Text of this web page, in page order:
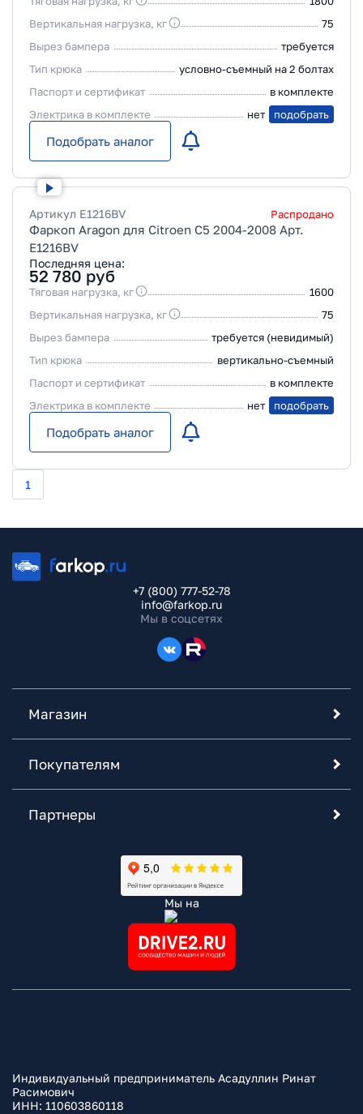
Вертикальная нагрузка, кг
75
Вырез бампера
требуется
Тип крюка
условно-съемный на 2 болтах
Паспорт и сертификат
в комплекте
Электрика в комплекте
нет подобрать
Подобрать аналог
Артикул E1216BV Распродано
Фаркоп Aragon для Citroen C5 2004-2008 Арт.
E1216BV
Последняя цена:
52 780 руб
Тяговая нагрузка, кг
1600
Вертикальная нагрузка, кг
75
Вырез бампера
требуется (невидимый)
Тип крюка
вертикально-съемный
Паспорт и сертификат
в комплекте
Электрика в комплекте
нет подобрать
Подобрать аналог
1
+7 (800) 777-52-78
info@farkop.ru
Мы в соцсетях
Магазин
Покупателям
Партнеры
Мы на
Индивидуальный предприниматель Асадуллин Ринат
Расимович
ИНН: 110603860118